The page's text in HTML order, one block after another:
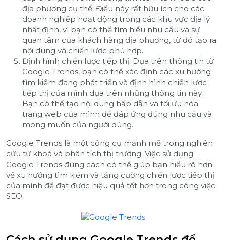
địa phương cụ thể. Điều này rất hữu ích cho các
doanh nghiệp hoạt động trong các khu vực địa lý
nhất định, vì bạn có thể tìm hiểu nhu cầu và sự
quan tâm của khách hàng địa phương, từ đó tạo ra
nội dung và chiến lược phù hợp.
Định hình chiến lược tiếp thị: Dựa trên thông tin từ
Google Trends, bạn có thể xác định các xu hướng
tìm kiếm đang phát triển và định hình chiến lược
tiếp thị của mình dựa trên những thông tin này.
Bạn có thể tạo nội dung hấp dẫn và tối ưu hóa
trang web của mình để đáp ứng đúng nhu cầu và
mong muốn của người dùng.
Google Trends là một công cụ mạnh mẽ trong nghiên
cứu từ khoá và phân tích thị trường. Việc sử dụng
Google Trends đúng cách có thể giúp bạn hiểu rõ hơn
về xu hướng tìm kiếm và tăng cường chiến lược tiếp thị
của mình để đạt được hiệu quả tốt hơn trong công việc
SEO.